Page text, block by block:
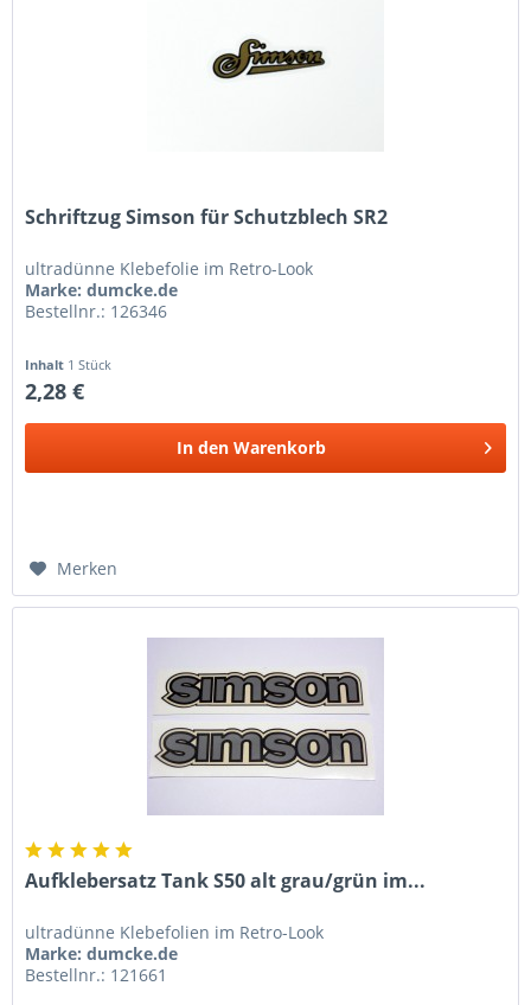
Schriftzug Simson für Schutzblech SR2
ultradünne Klebefolie im Retro-Look
Marke: dumcke.de
Bestellnr.: 126346
Inhalt 1 Stück
2,28 €
In den Warenkorb
Merken
Aufklebersatz Tank S50 alt grau/grün im...
ultradünne Klebefolien im Retro-Look
Marke: dumcke.de
Bestellnr.: 121661